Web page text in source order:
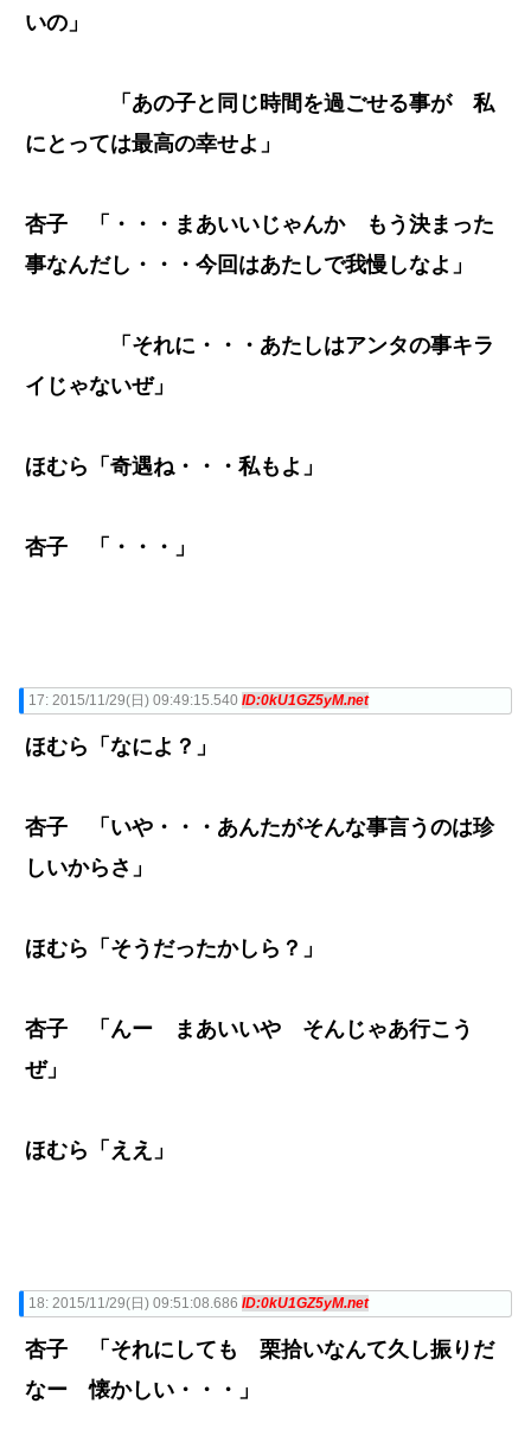
いの」
「あの子と同じ時間を過ごせる事が 私
にとっては最高の幸せよ」
杏子 「・・・まあいいじゃんか もう決まった
事なんだし・・・今回はあたしで我慢しなよ」
「それに・・・あたしはアンタの事キラ
イじゃないぜ」
ほむら「奇遇ね・・・私もよ」
杏子 「・・・」
17: 2015/11/29(日) 09:49:15.540 ID:0kU1GZ5yM.net
ほむら「なによ？」
杏子 「いや・・・あんたがそんな事言うのは珍
しいからさ」
ほむら「そうだったかしら？」
杏子 「んー まあいいや そんじゃあ行こう
ぜ」
ほむら「ええ」
18: 2015/11/29(日) 09:51:08.686 ID:0kU1GZ5yM.net
杏子 「それにしても 栗拾いなんて久し振りだ
なー 懐かしい・・・」